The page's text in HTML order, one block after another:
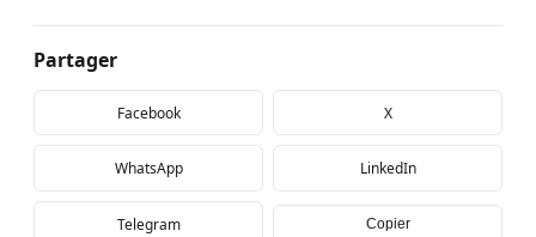
Partager
Facebook X
WhatsApp LinkedIn
Telegram Copier